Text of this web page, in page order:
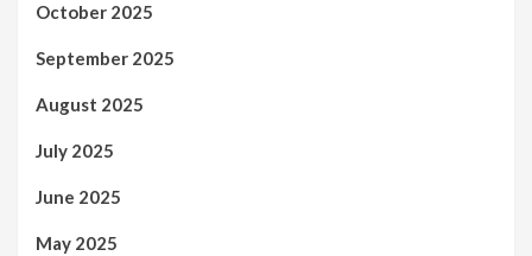
October 2025
September 2025
August 2025
July 2025
June 2025
May 2025